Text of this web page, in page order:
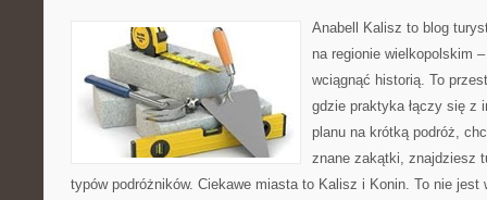
Anabell Kalisz to blog
na regionie wielkopolskim
wciągnąć historią. To
gdzie praktyka łączy się z
planu na krótką podróż,
znane zakątki, znajdziesz
typów podróżników. Ciekawe miasta to Kalisz i Konin. To nie jest